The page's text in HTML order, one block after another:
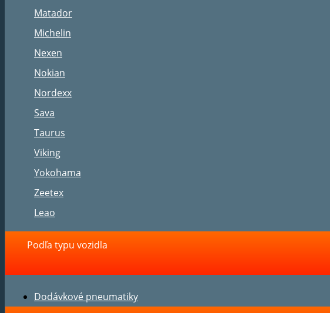
Matador
Michelin
Nexen
Nokian
Nordexx
Sava
Taurus
Viking
Yokohama
Zeetex
Leao
Podľa typu vozidla
Dodávkové pneumatiky